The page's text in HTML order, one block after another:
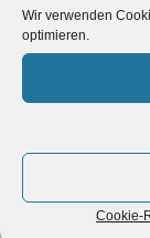
Wir verwenden
optimieren.
Cookie-